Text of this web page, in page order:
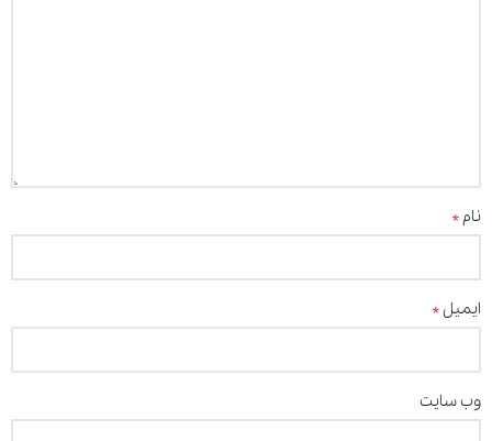
نام*
ایمیل*
وب‌ سایت